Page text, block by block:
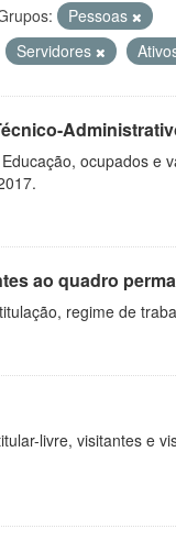
Pessoas
Servidores
ocupados e
ao quadro
regime de
livre, visitantes e